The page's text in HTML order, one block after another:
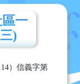
區一
)
）信義字第